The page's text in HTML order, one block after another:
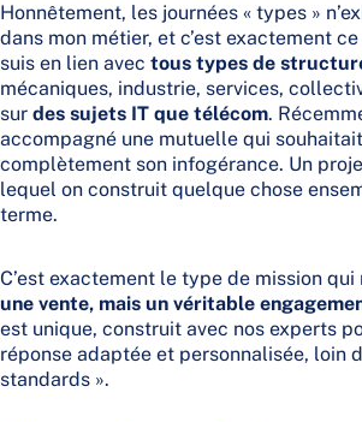
Honnêtement, les journées « types »
dans mon métier, et c’est exactement
suis en lien avec tous types de
mécaniques, industrie, services,
sur des sujets IT que télécom.
accompagné une mutuelle qui
complètement son infogérance. Un
lequel on construit quelque chose
terme.
C’est exactement le type de mission qui
une vente, mais un véritable
est unique, construit avec nos experts
réponse adaptée et personnalisée, loin
standards ».